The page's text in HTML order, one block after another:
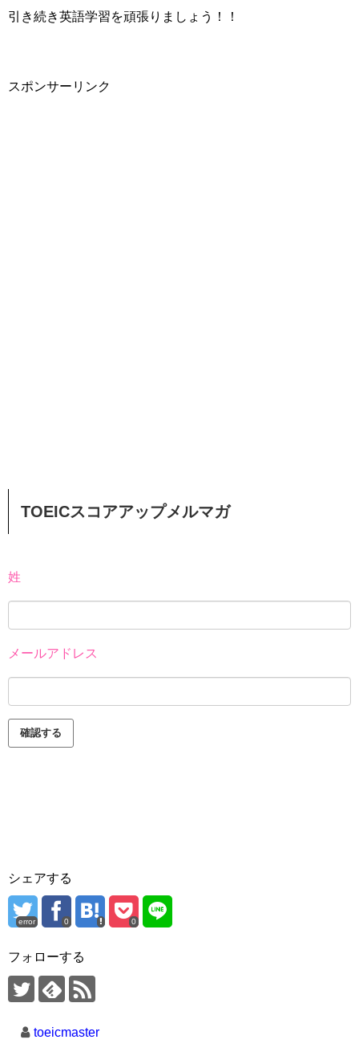
引き続き英語学習を頑張りましょう！！
スポンサーリンク
TOEICスコアアップメルマガ
姓
メールアドレス
シェアする
error 0 0
フォローする
toeicmaster